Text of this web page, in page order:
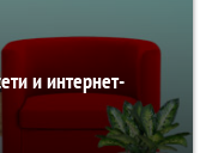
и интернет-